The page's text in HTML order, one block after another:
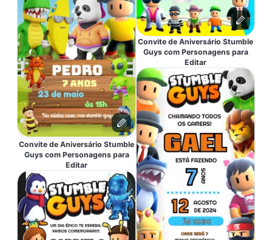
Convite de Aniversário Stumble
Guys com Personagens para
Editar
Convite de Aniversário Stumble
Guys com Personagens para
Editar